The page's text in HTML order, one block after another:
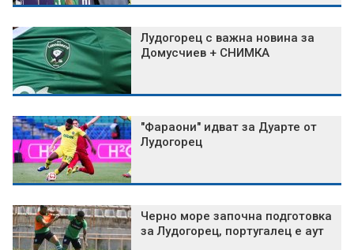
Лудогорец с важна новина за
Домусчиев + СНИМКА
"Фараони" идват за Дуарте от
Лудогорец
Черно море започна подготовка
за Лудогорец, португалец е аут